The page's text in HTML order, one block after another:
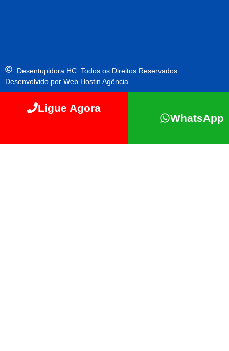
Desentupidora HC. Todos os Direitos Reservados.
Desenvolvido por Web Hostin Agência.
Ligue Agora
WhatsApp